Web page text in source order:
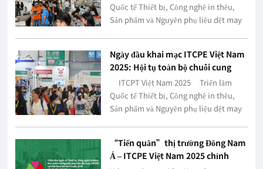
Quốc tế Thiết bị, Công nghệ in thêu,
Sản phẩm và Nguyên phụ liệu dệt may
Dương đã kết t...
Ngày đầu khai mạc ITCPE Việt Nam
2025: Hội tụ toàn bộ chuỗi cung
ứng ngành dệt may
ITCPT Việt Nam 2025 Triển lãm
Quốc tế Thiết bị, Công nghệ in thêu,
Sản phẩm và Nguyên phụ liệu dệt may
“Tiến quân”thị trường Đông Nam
Á – ITCPE Việt Nam 2025 chính